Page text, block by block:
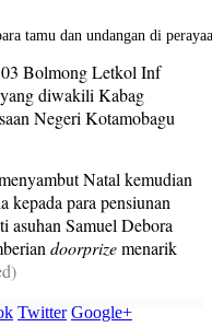
tamu dan undangan di
Bolmong Letkol Inf
diwakili Kabag
Negeri Kotamobagu
Natal kemudian
kepada para pensiunan
asuhan Samuel Debora
doorprizemenarik
Twitter Google+